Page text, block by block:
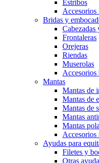
Estribos
Accesorios
Bridas y
Cabezadas
Frontaleras
Orejeras
Riendas
Muserolas
Accesorios
Mantas
Mantas de
Mantas de
Mantas de
Mantas
Mantas
Accesorios
Ayudas para
Filetes y
Otras